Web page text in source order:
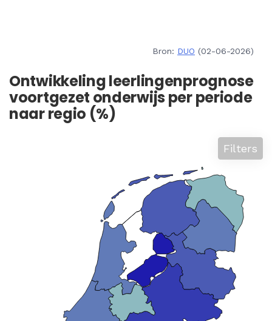
Bron: DUO (02-06-2026)
Ontwikkeling leerlingenprognose
voortgezet onderwijs per periode
naar regio (%)
Filters